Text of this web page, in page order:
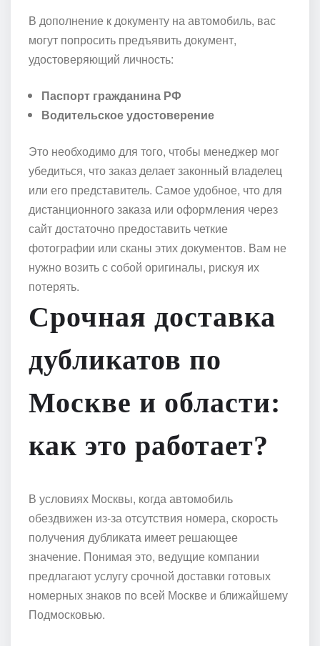
В дополнение к документу на автомобиль, вас
могут попросить предъявить документ,
удостоверяющий личность:
Паспорт гражданина РФ
Водительское удостоверение
Это необходимо для того, чтобы менеджер мог
убедиться, что заказ делает законный владелец
или его представитель. Самое удобное, что для
дистанционного заказа или оформления через
сайт достаточно предоставить четкие
фотографии или сканы этих документов. Вам не
нужно возить с собой оригиналы, рискуя их
потерять.
Срочная доставка
дубликатов по
Москве и области:
как это работает?
В условиях Москвы, когда автомобиль
обездвижен из-за отсутствия номера, скорость
получения дубликата имеет решающее
значение. Понимая это, ведущие компании
предлагают услугу срочной доставки готовых
номерных знаков по всей Москве и ближайшему
Подмосковью.